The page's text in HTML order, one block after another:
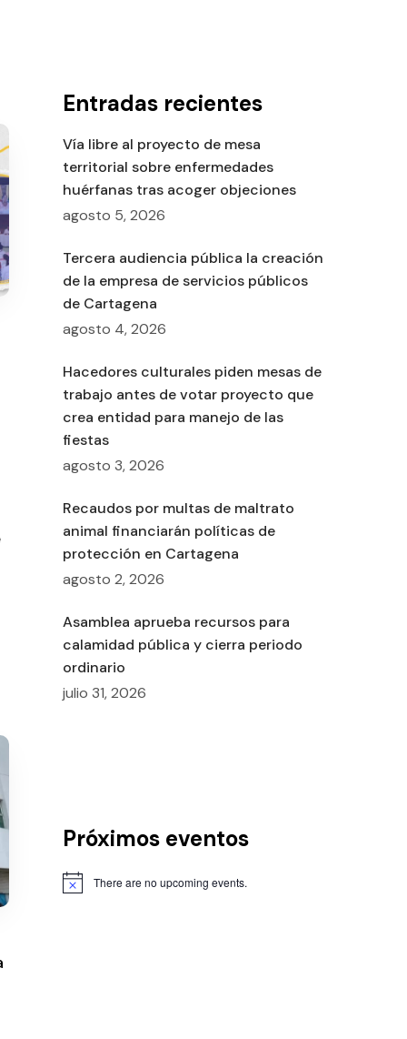
Entradas recientes
Vía libre al proyecto de mesa
territorial sobre enfermedades
huérfanas tras acoger objeciones
agosto 5, 2026
Tercera audiencia pública la creación
de la empresa de servicios públicos
de Cartagena
agosto 4, 2026
Hacedores culturales piden mesas de
trabajo antes de votar proyecto que
crea entidad para manejo de las
fiestas
agosto 3, 2026
Recaudos por multas de maltrato
animal financiarán políticas de
protección en Cartagena
agosto 2, 2026
Asamblea aprueba recursos para
calamidad pública y cierra periodo
ordinario
julio 31, 2026
Próximos eventos
There are no upcoming events.